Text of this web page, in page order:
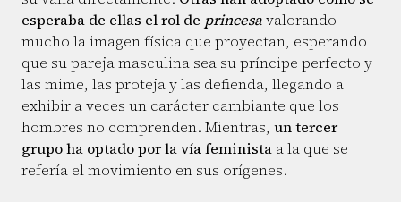
esperaba de ellas el rol de princesavalorando
mucho la imagen física que proyectan, esperando
que su pareja masculina sea su príncipe perfecto y
las mime, las proteja y las defienda, llegando a
exhibir a veces un carácter cambiante que los
hombres no comprenden. Mientras, un tercer
grupo ha optado por la vía feminista a la que se
refería el movimiento en sus orígenes.